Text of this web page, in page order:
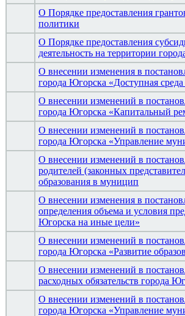
О Порядке предоставления
политики
О Порядке предоставления
деятельность на территории
О внесении изменения в
города Югорска «Доступная
О внесении изменений в
города Югорска «Капитальный
О внесении изменений в
города Югорска «Управление
О внесении изменений в
родителей (законных
образования в муницип
О внесении изменения в
определения объема и условия
Югорска на иные цели»
О внесении изменений в
города Югорска «Развитие
О внесении изменений в
расходных обязательств города
О внесении изменений в
города Югорска «Управление